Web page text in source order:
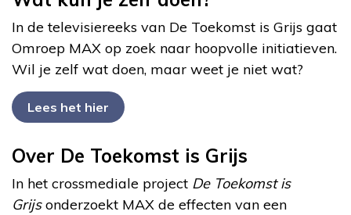
In de televisiereeks van De Toekomst is Grijs gaat
Omroep MAX op zoek naar hoopvolle initiatieven.
Wil je zelf wat doen, maar weet je niet wat?
Lees het hier
Over De Toekomst is Grijs
In het crossmediale project De Toekomst is
Grijsonderzoekt MAX de effecten van een